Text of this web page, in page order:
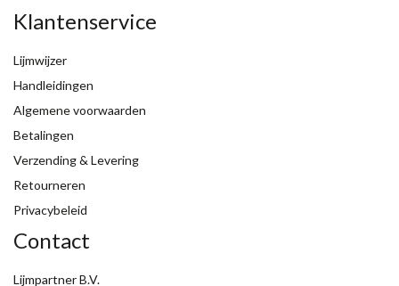
Klantenservice
Lijmwijzer
Handleidingen
Algemene voorwaarden
Betalingen
Verzending & Levering
Retourneren
Privacybeleid
Contact
Lijmpartner B.V.